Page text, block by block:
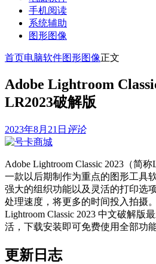
手机阅读
系统辅助
图形图像
首页电脑软件图形图像正文
Adobe Lightroom
LR2023破解版
2023年8月21日 评论
Adobe Lightroom Classic 2023（简
一款以后期制作为重点的图形工具
强大的组织功能以及灵活的打印选
处理速度，将更多的时间投入拍摄
Lightroom Classic 2023 中文破解版
活，下载安装即可免费使用全部功能
更新日志